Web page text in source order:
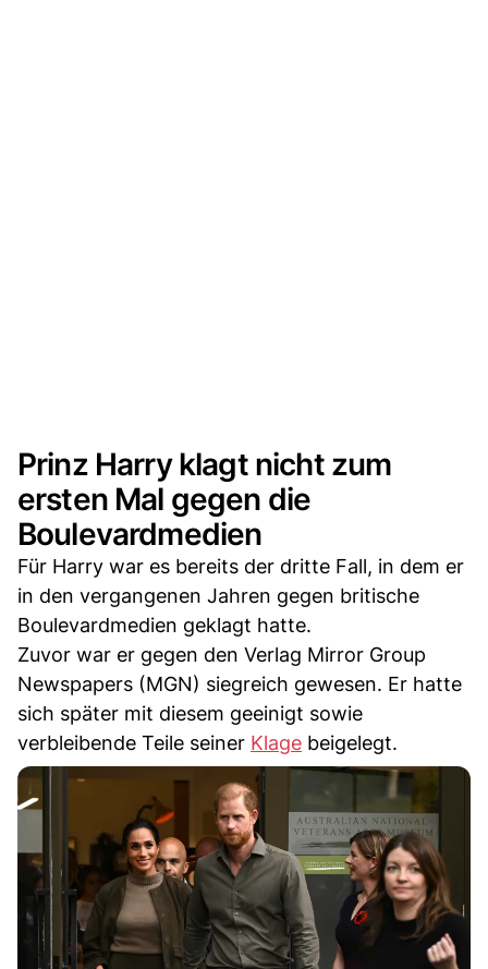
Prinz Harry klagt nicht zum
ersten Mal gegen die
Boulevardmedien
Für Harry war es bereits der dritte Fall, in dem er
in den vergangenen Jahren gegen britische
Boulevardmedien geklagt hatte.
Zuvor war er gegen den Verlag Mirror Group
Newspapers (MGN) siegreich gewesen. Er hatte
sich später mit diesem geeinigt sowie
verbleibende Teile seiner Klage beigelegt.